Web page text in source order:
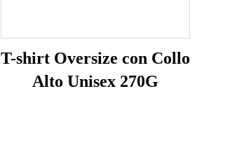
T-shirt Oversize con Collo
Alto Unisex 270G